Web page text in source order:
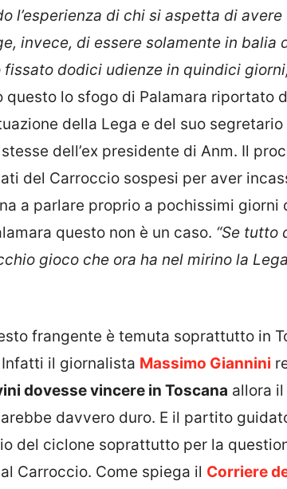
l’esperienza di chi si aspetta di
invece, di essere solamente in balia
fissato dodici udienze in quindici
questo lo sfogo di Palamara riportato
della Lega e del suo segretario
dell’ex presidente di Anm. Il
del Carroccio sospesi per aver
a parlare proprio a pochissimi giorni
questo non è un caso. “Se tutto
gioco che ora ha nel mirino la
frangente è temuta soprattutto in
Infatti il giornalista Massimo Giannini
dovesse vincere in Toscana allora
davvero duro. E il partito
del ciclone soprattutto per la
Carroccio. Come spiega il Corriere